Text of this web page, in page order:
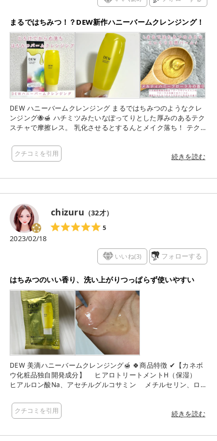
ど)、きちんと落ちていました❣️ しかもマスカラやアイライナー
などのポイントメイクも、きちんと落とせるというすごい子❤︎.
* 流石にお湯落ちマスカラやティントリップ等は落とせません
でしたが🥹 あと、驚いたのがそのすすぎやすさ。 こういうクレ
ンジングって基本的に、水気をつけてから乳化させるまでにま
た時間がかかるじゃないですか。 でもこれ、もう水気をつけた
瞬間に白くなるんですよ……もったり重くなったりせずにすぐに
乳化してさらさらに。 摩擦も減るので、肌への負担が軽そう…
んだ❣️と驚いたのは、香り。 これ、香りが3段階で変化するんで
すよ……🫢 ︎︎︎︎☑︎塗布前 ▶︎▷とろけるハニーの香り ︎︎︎︎☑︎塗布中 ▶︎▷甘
くやさしいミルキーな香り ︎︎︎︎☑︎すすぎ時 ▶︎▷さわやかグリーンフ
初めから最後まで甘い香りじゃなく、最後は爽やかな香りで癒
されて終わることができるように工夫されたのだとか。 クレン
すね……こだわりがすごい✨ なにこれ香水？って思っちゃう🤭
チャーをしっかり感じたいならボトルからそのまま顔にかけれ
ばよりいっそう感じられるそうですよ💡´-笑 ごめんなさい私は
まだやったことない………🤣 2/25発売のこちらのクレンジン
グ、使用感良く私はとても気に入っています🥰 気になる方はぜ
#提供 #美容好きさんと繋がりたい #美容好きな人と繋がりたい
メイク好きさんと繋がりたい
まるではちみつ！？DEW新作ハニーバームクレンジング！
DEW ハニーバームクレンジング まるではちみつのようなクレ
ンジング🐝🍯 ハチミツみたいなぽってりとした厚みのあるテク
スチャで摩擦レス。 乳化させるとするんとメイク落ち！ テクス
ムが癒しタイムへ。 新感覚！はちみつ状バーム 液状オイルとグ
リセリン(保湿)や界面活性剤を 含む水系成分を絶妙なバランス
ムを生み出したんだそう。 バームといっても固形ではなく、と
りからみつく新感覚でメイク・毛穴汚れをからめ落とします。
乳化が早いのですすぎやすく、洗い上がりすっきり！ぬるつか
ず、しっとりやわらかな肌へ 感触も香りも3段階で変化しま
す。 甘くうっとりするようなメルティハニーフローラルの香
り。 ハニーの香りから、なじませると甘くやさしいミルキーな
香りへ。すすぎ時はさわやかなグリーンフローラルの香りに。
アカシア蜂蜜のような明るいバーム状から馴染ませると伸びが
よく、厚みのあるオイル状へ。乳化するとみずみずしく繊細な
ても優秀でした！
クチコミを引用 続きを読む
chizuru （32才）
5
2023/02/18
いいね(3) フォローする
はちみつのいい香り、洗い上がりつっぱらず使いやすい
DEW 美滴ハニーバームクレンジング🍯 🍀商品特徴 ✔︎【カネボ
ウ化粧品独自開発成分】 ヒアロトリートメントH（保湿）
ヒアルロン酸Na、アセチルグルコサミン メチルセリン、ロー
も固形ではなく、とろみ状で とろけながら毛穴やキメにまで
密着。 ねっとりからみつく新感覚でメイク毛穴汚れを落とす
らこってりめかと思ったけど 硬すぎず緩すぎずで肌にスルス
クチコミを引用 続きを読む